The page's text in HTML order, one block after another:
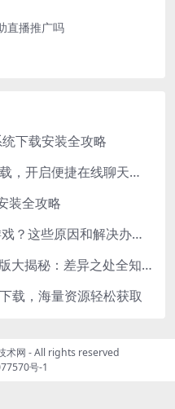
直播推广吗
下载安装全攻略
PHP网页聊天源码免费下载，开启便捷在线聊天开发之旅
装全攻略
方舟mod服务器进不去游戏？这些原因和解决办法你得知道
Windows7旗舰版与企业版大揭秘：差异之处全知晓
载，海量资源轻松获取
术网 - All rights reserved
号-1